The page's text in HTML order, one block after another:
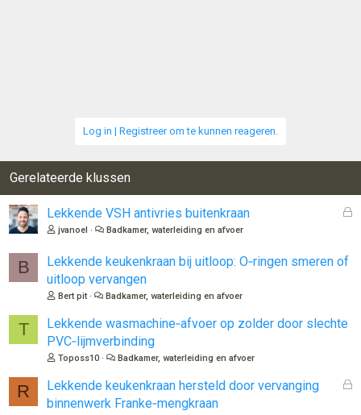
Log in | Registreer om te kunnen reageren.
Gerelateerde klussen
G
Lekkende VSH antivries buitenkraan
jvanoel Badkamer, waterleiding en afvoer
B
Lekkende keukenkraan bij uitloop: O‑ringen smeren of
uitloop vervangen
Bert pit Badkamer, waterleiding en afvoer
T
Lekkende wasmachine‑afvoer op zolder door slechte
PVC‑lijmverbinding
Toposs10 Badkamer, waterleiding en afvoer
R
G
Lekkende keukenkraan hersteld door vervanging
binnenwerk Franke‑mengkraan